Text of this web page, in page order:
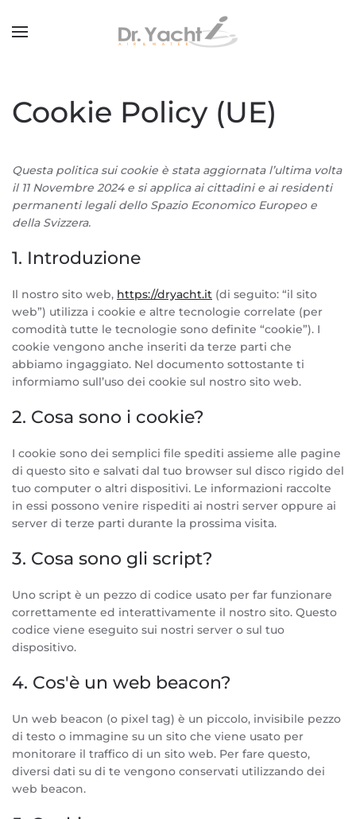
Passa al contenuto principale
Cookie Policy (UE)
Questa politica sui cookie è stata aggiornata l’ultima volta
il 11 Novembre 2024 e si applica ai cittadini e ai residenti
permanenti legali dello Spazio Economico Europeo e
della Svizzera.
1. Introduzione
Il nostro sito web, https://dryacht.it (di seguito: “il sito
web”) utilizza i cookie e altre tecnologie correlate (per
comodità tutte le tecnologie sono definite “cookie”). I
cookie vengono anche inseriti da terze parti che
abbiamo ingaggiato. Nel documento sottostante ti
informiamo sull’uso dei cookie sul nostro sito web.
2. Cosa sono i cookie?
I cookie sono dei semplici file spediti assieme alle pagine
di questo sito e salvati dal tuo browser sul disco rigido del
tuo computer o altri dispositivi. Le informazioni raccolte
in essi possono venire rispediti ai nostri server oppure ai
server di terze parti durante la prossima visita.
3. Cosa sono gli script?
Uno script è un pezzo di codice usato per far funzionare
correttamente ed interattivamente il nostro sito. Questo
codice viene eseguito sui nostri server o sul tuo
dispositivo.
4. Cos'è un web beacon?
Un web beacon (o pixel tag) è un piccolo, invisibile pezzo
di testo o immagine su un sito che viene usato per
monitorare il traffico di un sito web. Per fare questo,
diversi dati su di te vengono conservati utilizzando dei
web beacon.